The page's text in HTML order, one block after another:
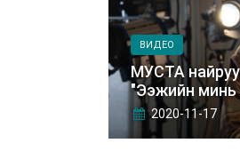
ВИДЕО
МУСТА
"Ээжийн минь
кино" гэдэг
киноны
2020-11-17